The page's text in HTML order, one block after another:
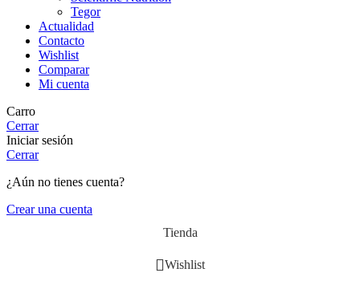
Tegor
Actualidad
Contacto
Wishlist
Comparar
Mi cuenta
Carro
Cerrar
Iniciar sesión
Cerrar
¿Aún no tienes cuenta?
Crear una cuenta
Tienda
Wishlist